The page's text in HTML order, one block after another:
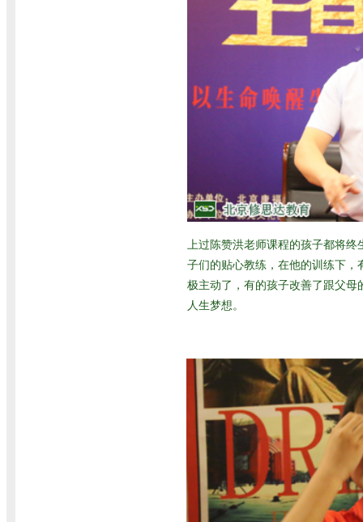
上过陈赞洪老师课程的孩子都将终
子们的贴心教练，在他的训练下
极主动了，有的孩子改善了跟父
人生梦想。